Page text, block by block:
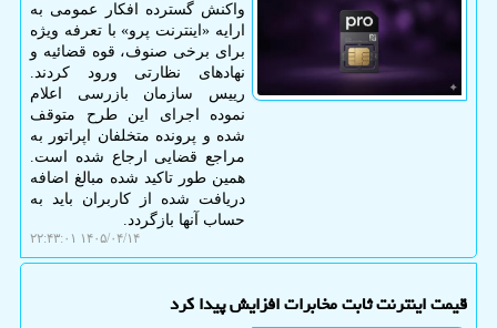
واکنش گسترده افکار عمومی به
ارایه «اینترنت پرو» با تعرفه ویژه
برای برخی صنوف، قوه قضائیه و
نهادهای نظارتی ورود کردند.
رییس سازمان بازرسی اعلام
نموده اجرای این طرح متوقف
شده و پرونده متخلفان اپراتور به
مراجع قضایی ارجاع شده است.
همین طور تاکید شده مبالغ اضافه
دریافت شده از کاربران باید به
حساب آنها بازگردد.
۱۴۰۵/۰۴/۱۴ ۲۲:۴۳:۰۱
قیمت اینترنت ثابت مخابرات افزایش پیدا کرد